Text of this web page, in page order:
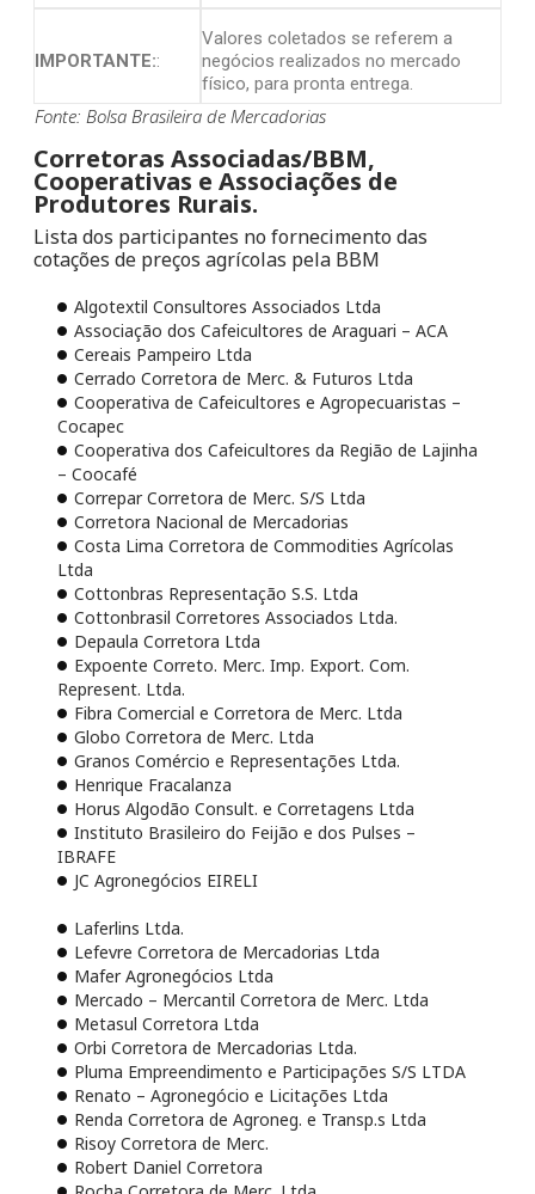
IMPORTANTE::
Valores coletados se referem a
negócios realizados no mercado
físico, para pronta entrega.
Fonte: Bolsa Brasileira de Mercadorias
Corretoras Associadas/BBM,
Cooperativas e Associações de
Produtores Rurais.
Lista dos participantes no fornecimento das
cotações de preços agrícolas pela BBM
Algotextil Consultores Associados Ltda
Associação dos Cafeicultores de Araguari – ACA
Cereais Pampeiro Ltda
Cerrado Corretora de Merc. & Futuros Ltda
Cooperativa de Cafeicultores e Agropecuaristas –
Cocapec
Cooperativa dos Cafeicultores da Região de Lajinha
– Coocafé
Correpar Corretora de Merc. S/S Ltda
Corretora Nacional de Mercadorias
Costa Lima Corretora de Commodities Agrícolas
Ltda
Cottonbras Representação S.S. Ltda
Cottonbrasil Corretores Associados Ltda.
Depaula Corretora Ltda
Expoente Correto. Merc. Imp. Export. Com.
Represent. Ltda.
Fibra Comercial e Corretora de Merc. Ltda
Globo Corretora de Merc. Ltda
Granos Comércio e Representações Ltda.
Henrique Fracalanza
Horus Algodão Consult. e Corretagens Ltda
Instituto Brasileiro do Feijão e dos Pulses –
IBRAFE
JC Agronegócios EIRELI
Laferlins Ltda.
Lefevre Corretora de Mercadorias Ltda
Mafer Agronegócios Ltda
Mercado – Mercantil Corretora de Merc. Ltda
Metasul Corretora Ltda
Orbi Corretora de Mercadorias Ltda.
Pluma Empreendimento e Participações S/S LTDA
Renato – Agronegócio e Licitações Ltda
Renda Corretora de Agroneg. e Transp.s Ltda
Risoy Corretora de Merc.
Robert Daniel Corretora